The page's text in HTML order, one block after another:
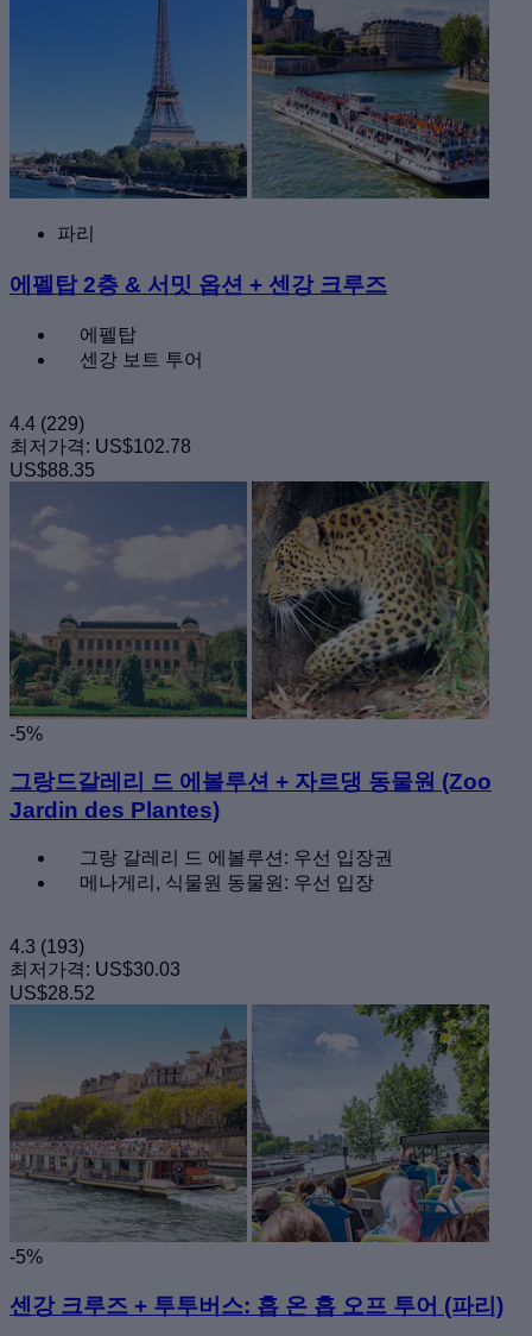
파리
에펠탑 2층 & 서밋 옵션 + 센강 크루즈
에펠탑
센강 보트 투어
4.4 (229)
최저가격: US$102.78
US$88.35
-5%
그랑드갈레리 드 에볼루션 + 자르댕 동물원 (Zoo
Jardin des Plantes)
그랑 갈레리 드 에볼루션: 우선 입장권
메나게리, 식물원 동물원: 우선 입장
4.3 (193)
최저가격: US$30.03
US$28.52
-5%
센강 크루즈 + 투투버스: 홉 온 홉 오프 투어 (파리)